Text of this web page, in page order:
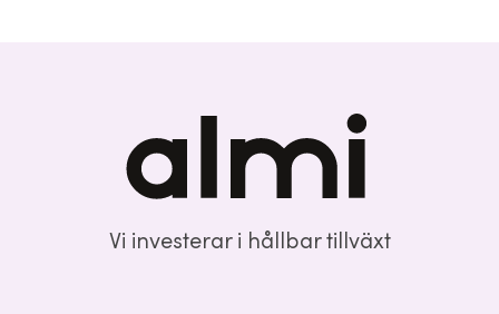
Vi investerar i hållbar tillväxt